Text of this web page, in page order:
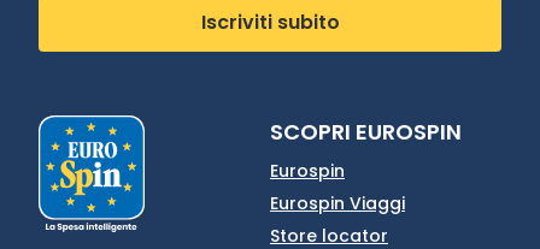
Iscriviti subito
SCOPRI EUROSPIN
Eurospin
Eurospin Viaggi
Store locator